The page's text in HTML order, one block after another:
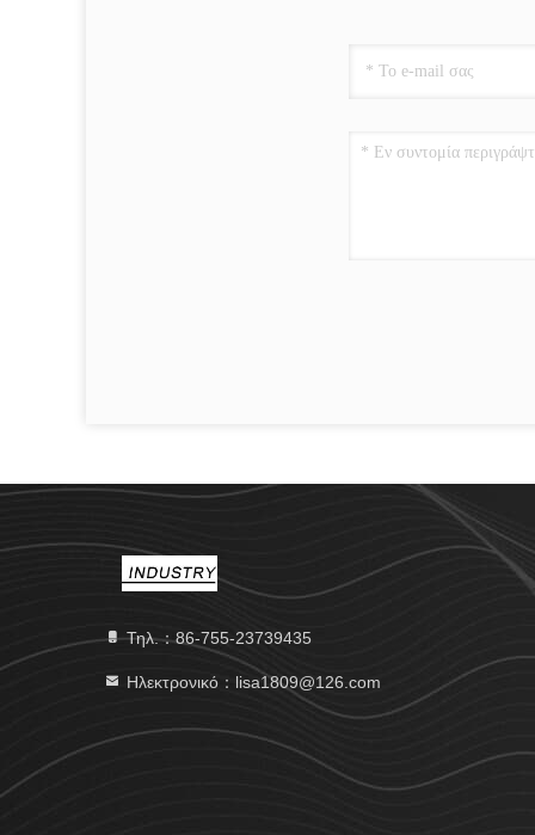
Τηλ.：86-755-23739435
Ηλεκτρονικό：lisa1809@126.com